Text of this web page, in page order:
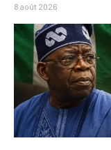
8 août 2026